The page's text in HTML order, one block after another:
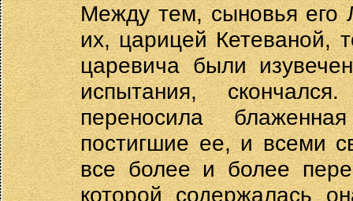
Между тем, сыновья его
их, царицей Кетеваной,
царевича были
испытания,
переносила
постигшие ее, и всеми
все более и более
которой содержалась